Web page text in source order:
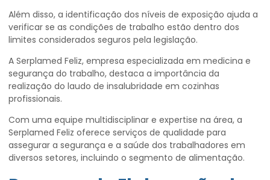
Além disso, a identificação dos níveis de exposição ajuda a
verificar se as condições de trabalho estão dentro dos
limites considerados seguros pela legislação.
A Serplamed Feliz, empresa especializada em medicina e
segurança do trabalho, destaca a importância da
realização do laudo de insalubridade em cozinhas
profissionais.
Com uma equipe multidisciplinar e expertise na área, a
Serplamed Feliz oferece serviços de qualidade para
assegurar a segurança e a saúde dos trabalhadores em
diversos setores, incluindo o segmento de alimentação.